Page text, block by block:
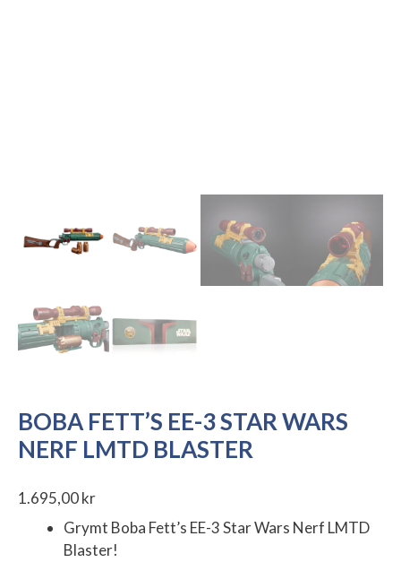
BOBA FETT’S EE-3 STAR WARS
NERF LMTD BLASTER
1.695,00kr
Grymt Boba Fett’s EE-3 Star Wars Nerf LMTD
Blaster!